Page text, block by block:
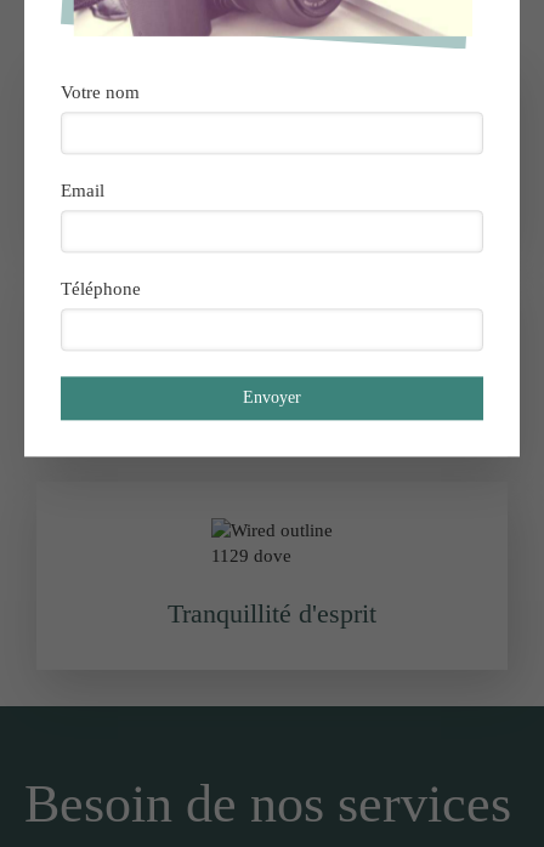
Gains de temps
Tranquillité d'esprit
Besoin de nos services
Votre nom
Email
Téléphone
Envoyer